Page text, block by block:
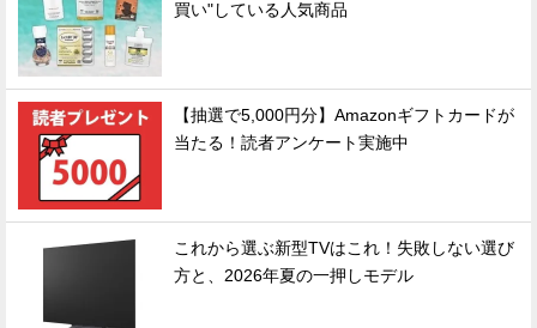
買い"している人気商品
【抽選で5,000円分】Amazonギフトカードが
当たる！読者アンケート実施中
これから選ぶ新型TVはこれ！失敗しない選び
方と、2026年夏の一押しモデル